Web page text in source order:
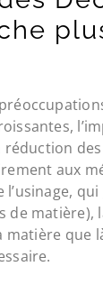
réduction
aux
de matière),
matière que